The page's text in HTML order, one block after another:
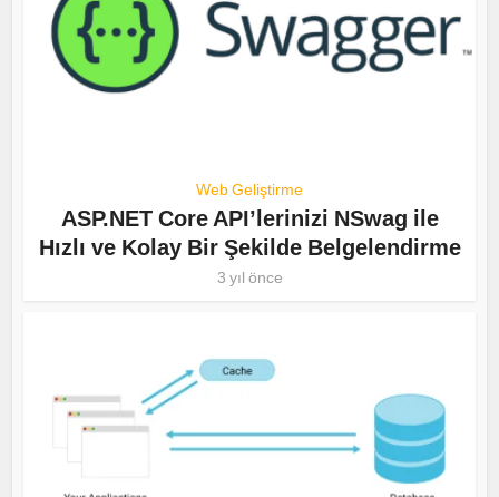
Web Geliştirme
ASP.NET Core API’lerinizi NSwag ile
Hızlı ve Kolay Bir Şekilde Belgelendirme
3 yıl önce